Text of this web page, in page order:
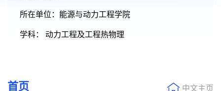
所在单位：能源与动力工程学院
学科： 动力工程及工程热物理
首页 中文主页